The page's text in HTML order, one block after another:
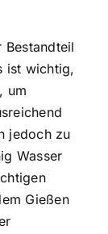
Bestandteil
ist wichtig,
um
jedoch zu
Wasser
Gießen